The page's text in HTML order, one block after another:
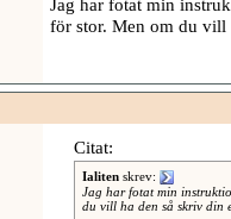
Jag har fotat min
för stor. Men om du vill
Citat:
Ialitenskrev:
Jag har fotat min
du vill ha den så skriv din